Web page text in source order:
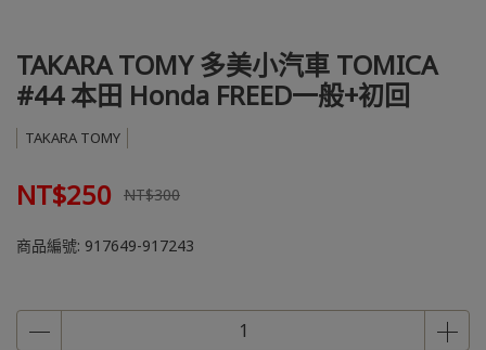
TAKARA TOMY 多美小汽車 TOMICA
#44 本田 Honda FREED一般+初回
TAKARA TOMY
NT$250 NT$300
商品編號: 917649-917243